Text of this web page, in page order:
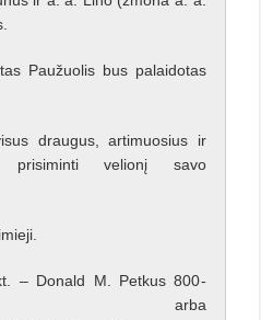
Paužuolis bus palaidotas
draugus, artimuosius ir
prisiminti velionį savo
– Donald M. Petkus 800-
arba